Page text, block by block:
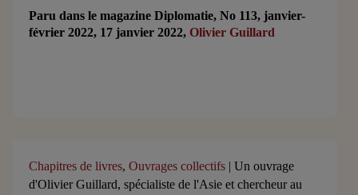
Paru dans le magazine Diplomatie, No 113, janvier-
février 2022, 17 janvier 2022,Olivier Guillard
Chapitres de livres,Ouvrages collectifs | Un ouvrage
d'Olivier Guillard, spécialiste de l'Asie et chercheur au